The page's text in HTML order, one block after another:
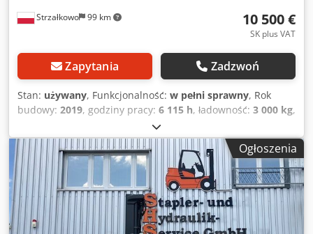
Strzałkowo 99 km 10 500 €
SK plus VAT
Zapytania Zadzwoń
Stan: używany, Funkcjonalność: w pełni sprawny, Rok
budowy: 2019, godziny pracy: 6 115 h, ładowność: 3 000 kg,
4 495 mm
elektryczny, typ masztu:Simplex, wysokość konstrukcyjna:
2 924 mm, typ napędu:Elektro
, Elektryczny 4-kołowy
wózek widłowy Klasa ISO: Klasa ISO 3 = 2 500 - 4 999 kg
Cedpfxowmt Nro Agnerf Typ masztu: Standardowy Stan:
gotowy do użycia i w pełni funkcjonalny Stan techniczny:
dobry Napięcie akumulatora: 80V Przesuw boczny,
pozycjoner wideł, ogrzewanie, pełna kabina,
Ogłoszenia